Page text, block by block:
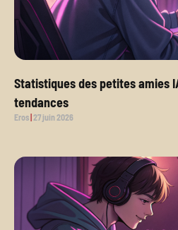
Statistiques des petites amies
tendances
Eros 27 juin 2026